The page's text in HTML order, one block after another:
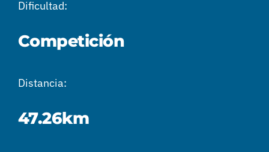
Dificultad:
Competición
Distancia:
47.26km